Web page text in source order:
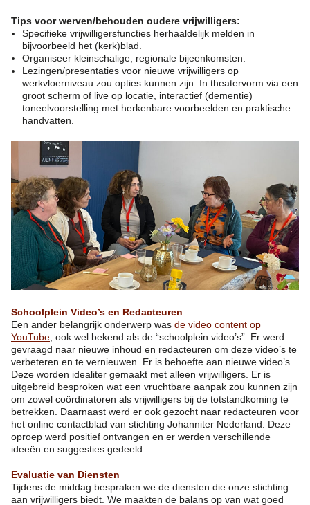
Tips voor werven/behouden oudere vrijwilligers:
Specifieke vrijwilligersfuncties herhaaldelijk melden in
bijvoorbeeld het (kerk)blad.
Organiseer kleinschalige, regionale bijeenkomsten.
Lezingen/presentaties voor nieuwe vrijwilligers op
werkvloerniveau zou opties kunnen zijn. In theatervorm via een
groot scherm of live op locatie, interactief (dementie)
toneelvoorstelling met herkenbare voorbeelden en praktische
handvatten.
Schoolplein Video’s en Redacteuren
Een ander belangrijk onderwerp was de video content op
YouTube , ook wel bekend als de “schoolplein video’s”. Er werd
gevraagd naar nieuwe inhoud en redacteuren om deze video’s te
verbeteren en te vernieuwen. Er is behoefte aan nieuwe video’s.
Deze worden idealiter gemaakt met alleen vrijwilligers. Er is
uitgebreid besproken wat een vruchtbare aanpak zou kunnen zijn
om zowel coördinatoren als vrijwilligers bij de totstandkoming te
betrekken. Daarnaast werd er ook gezocht naar redacteuren voor
het online contactblad van stichting Johanniter Nederland. Deze
oproep werd positief ontvangen en er werden verschillende
ideeën en suggesties gedeeld.
Evaluatie van Diensten
Tijdens de middag bespraken we de diensten die onze stichting
aan vrijwilligers biedt. We maakten de balans op van wat goed